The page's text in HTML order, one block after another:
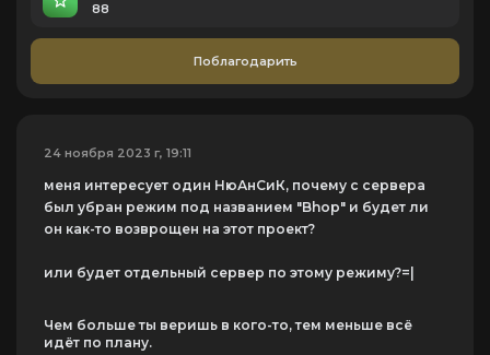
88
Поблагодарить
24 ноября 2023 г, 19:11
меня интересует один НюАнСиК, почему с сервера
был убран режим под названием "Bhop" и будет ли
он как-то возврощен на этот проект?
или будет отдельный сервер по этому режиму?=|
Чем больше ты веришь в кого-то, тем меньше всё
идёт по плану.